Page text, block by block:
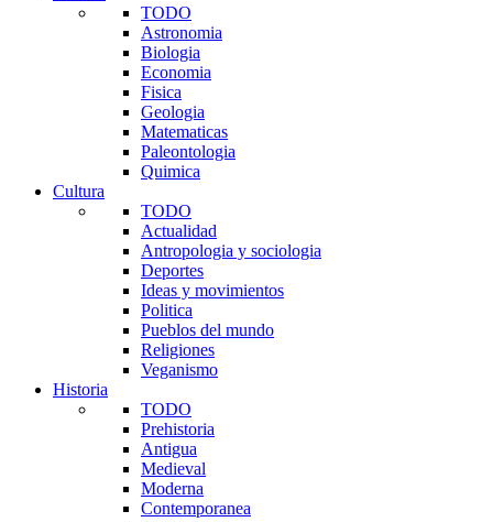
TODO
Astronomia
Biologia
Economia
Fisica
Geologia
Matematicas
Paleontologia
Quimica
Cultura
TODO
Actualidad
Antropologia y sociologia
Deportes
Ideas y movimientos
Politica
Pueblos del mundo
Religiones
Veganismo
Historia
TODO
Prehistoria
Antigua
Medieval
Moderna
Contemporanea